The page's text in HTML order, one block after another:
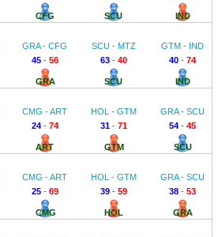
CFG SCU IND
GRA - CFG
45- 56
GRA
SCU - MTZ
63- 40
SCU
GTM - IND
40 - 74
IND
CMG - ART
24- 74
ART
HOL - GTM
31- 71
GTM
GRA - SCU
54 - 45
SCU
CMG - ART
25- 69
CMG
HOL - GTM
39- 59
HOL
GRA - SCU
38 - 53
GRA